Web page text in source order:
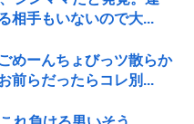
相手もいないので大...
めーんちょびっツ散らか
前らだったらコレ別...